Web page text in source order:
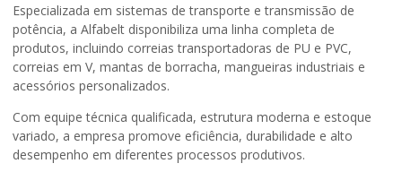
Especializada em sistemas de transporte e transmissão de
potência, a Alfabelt disponibiliza uma linha completa de
produtos, incluindo correias transportadoras de PU e PVC,
correias em V, mantas de borracha, mangueiras industriais e
acessórios personalizados.
Com equipe técnica qualificada, estrutura moderna e estoque
variado, a empresa promove eficiência, durabilidade e alto
desempenho em diferentes processos produtivos.